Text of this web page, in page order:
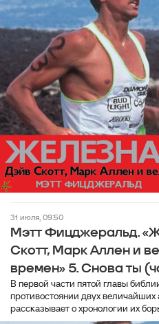
31 июля, 09:50
Мэтт Фицджеральд.
Скотт, Марк Аллен и
времен» 5. Снова ты
В первой части пятой главы
противостоянии двух величайших
рассказывает о хронологии их